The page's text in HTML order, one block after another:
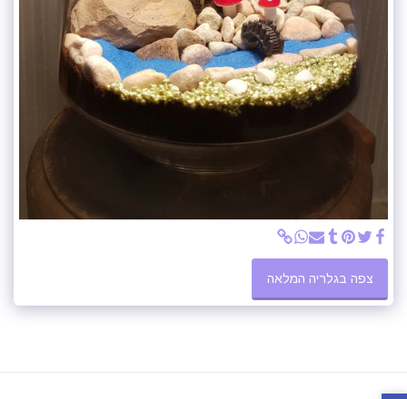
צפה בגלריה המלאה